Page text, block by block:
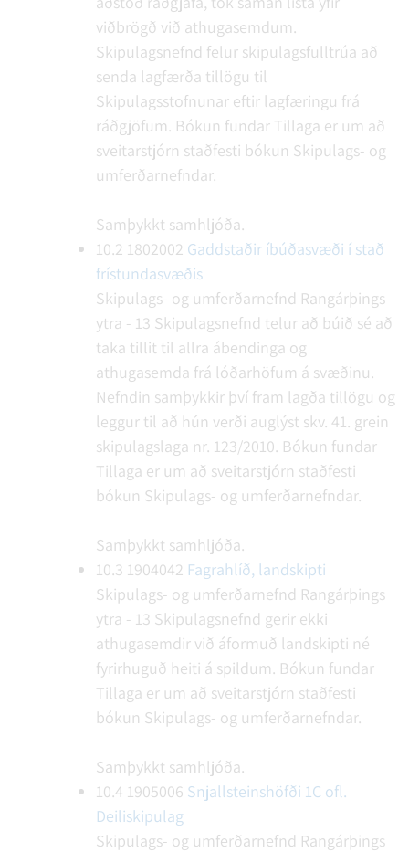
viðbrögð við athugasemdum.
Skipulagsnefnd felur skipulagsfulltrúa að
senda lagfærða tillögu til
Skipulagsstofnunar eftir lagfæringu frá
ráðgjöfum. Bókun fundar Tillaga er um að
sveitarstjórn staðfesti bókun Skipulags- og
umferðarnefndar.
Samþykkt samhljóða.
10.2 1802002 Gaddstaðir íbúðasvæði í stað
frístundasvæðis
Skipulags- og umferðarnefnd Rangárþings
ytra - 13 Skipulagsnefnd telur að búið sé að
taka tillit til allra ábendinga og
athugasemda frá lóðarhöfum á svæðinu.
Nefndin samþykkir því fram lagða tillögu og
leggur til að hún verði auglýst skv. 41. grein
skipulagslaga nr. 123/2010. Bókun fundar
Tillaga er um að sveitarstjórn staðfesti
bókun Skipulags- og umferðarnefndar.
Samþykkt samhljóða.
10.3 1904042 Fagrahlíð, landskipti
Skipulags- og umferðarnefnd Rangárþings
ytra - 13 Skipulagsnefnd gerir ekki
athugasemdir við áformuð landskipti né
fyrirhuguð heiti á spildum. Bókun fundar
Tillaga er um að sveitarstjórn staðfesti
bókun Skipulags- og umferðarnefndar.
Samþykkt samhljóða.
10.4 1905006 Snjallsteinshöfði 1C ofl.
Deiliskipulag
Skipulags- og umferðarnefnd Rangárþings